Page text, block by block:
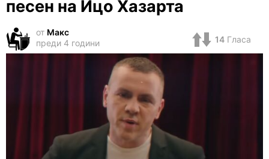
песен на Ицо Хазарта
от Макс
преди 4 години
14 Гласа